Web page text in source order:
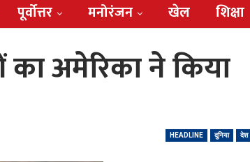
पूर्वोत्तर मनोरंजन खेल शिक्षा
अमेरिका ने किया
HEADLINE दुनिया देश